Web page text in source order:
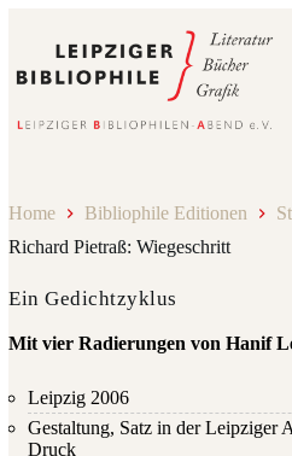
springen
Home Bibliophile Editionen
Richard Pietraß: Wiegeschritt
Ein Gedichtzyklus
Mit vier Radierungen von Hanif
Leipzig 2006
Gestaltung, Satz in der Leipziger
Druck